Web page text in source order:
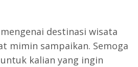
destinasi wisata
mimin sampaikan. Semoga
kalian yang ingin